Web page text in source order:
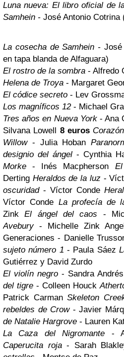
Luna nueva: El libro oficial de
Samhein - José Antonio Cotrina
La cosecha de Samhein - José
en tapa blanda de Alfaguara)
El rostro de la sombra - Alfredo
Helena de Troya - Margaret
El códice secreto - Lev
Los magníficos 12- Michael
Tres años en Nueva York- Ana
Silvana Lowell 8 euros
Willow- Julia Hoban
designio del ángel - Cynthia
Morke - Inés Macpherson
Derting Heraldos de la luz-
oscuridad- Víctor Conde
Víctor Conde La profecía de
Zink El ángel del caos -
Avebury- Michelle Zink
Generaciones - Danielle
sujeto número 1 - Paula Sáez
Gutiérrez y David Zurdo
El violín negro - Sandra
del tigre - Colleen Houck
Patrick Carman Skeleton
rebeldes de Crow- Javier
de Natalie Hargrove - Lauren
La Caza del Nigromante -
Caperucita roja - Sarah